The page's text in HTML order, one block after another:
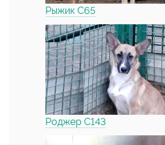
Рыжик С65
Роджер С143